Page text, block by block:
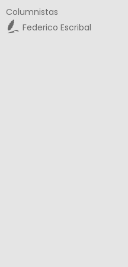
Columnistas
Federico Escribal